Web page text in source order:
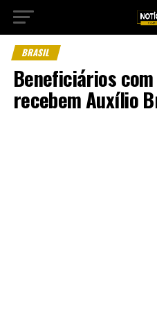
BRASIL
Beneficiários
recebem Auxílio